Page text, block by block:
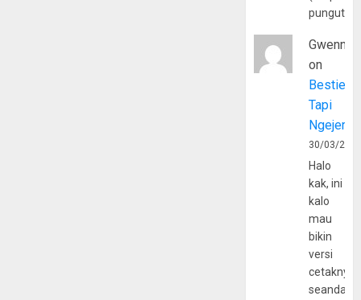
Gwenny
on
Bestie
Tapi
30/03/
Halo
kak, ini
kalo
mau
bikin
versi
cetaknya